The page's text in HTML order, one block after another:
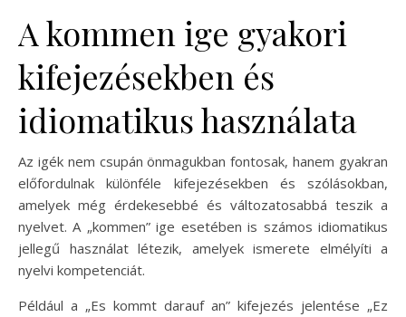
A kommen ige gyakori
kifejezésekben és
idiomatikus használata
Az igék nem csupán önmagukban fontosak, hanem gyakran
előfordulnak különféle kifejezésekben és szólásokban,
amelyek még érdekesebbé és változatosabbá teszik a
nyelvet. A „kommen” ige esetében is számos idiomatikus
jellegű használat létezik, amelyek ismerete elmélyíti a
nyelvi kompetenciát.
Például a „Es kommt darauf an” kifejezés jelentése „Ez